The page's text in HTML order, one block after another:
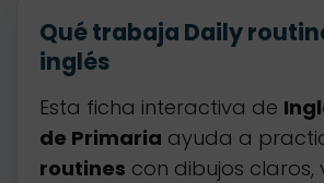
Qué trabaja Daily
inglés
Esta ficha interactiva de
de Primaria ayuda a
routines con dibujos